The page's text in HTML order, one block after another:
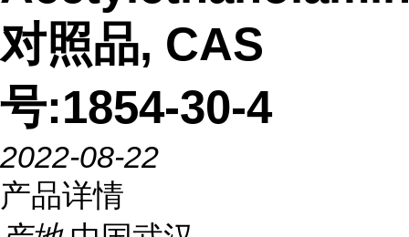
对照品, CAS
号:1854-30-4
2022-08-22
产品详情